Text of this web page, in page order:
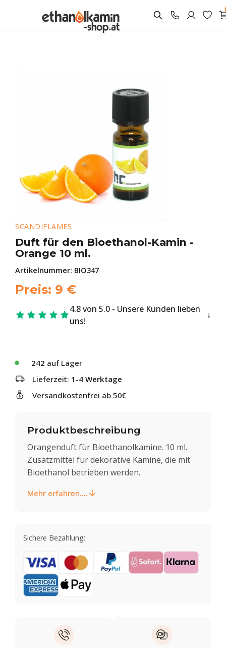
SCANDIFLAMES
Duft für den Bioethanol-Kamin -
Orange 10 ml.
Artikelnummer: BIO347
Preis: 9 €
4.8 von 5.0 - Unsere Kunden lieben
uns!
242 auf Lager
Lieferzeit: 1-4 Werktage
Versandkostenfrei ab 50€
Produktbeschreibung
Orangenduft für Bioethanolkamine. 10 ml.
Zusatzmittel für dekorative Kamine, die mit
Bioethanol betrieben werden.
Mehr erfahren....
Sichere Bezahlung: